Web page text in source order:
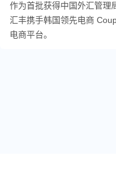
作为首批获得中国外汇管理
汇丰携手韩国领先电商
电商平台。